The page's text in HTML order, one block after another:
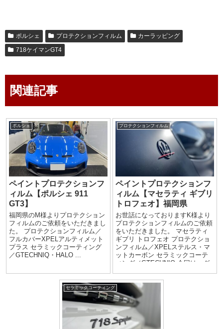
ポルシェ プロテクションフィルム
カーラッピング
718ケイマンGT4
関連記事
ポルシェ
ペイントプロテクションフ
ィルム【ポルシェ 911
GT3】
福岡県のM様よりプロテクション
フィルムのご依頼をいただきまし
た。 プロテクションフィルム／
フルカバーXPELアルティメット
プラス セラミックコーティング
／GTECHNIQ・HALO ...
プロテクションフィルム
ペイントプロテクションフ
ィルム【マセラティ ギブリ
トロフェオ】福岡県
お世話になっておりますK様より
プロテクションフィルムのご依頼
をいただきました。 マセラティ
ギブリ トロフェオ プロテクショ
ンフィルム／XPELステルス・マ
ットカーボン セラミックコーテ
ィング／GTECHNIQ 今回は、グ
セラミックコーティング